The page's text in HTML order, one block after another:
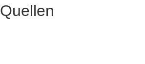
Quellen